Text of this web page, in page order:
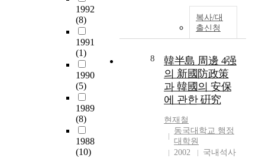
1992
(8)
1991
(1)
1990
(5)
1989
(8)
1988
(10)
고 있다. 또한 痲藥類
問題를 國內的인 문제
로만 인식하고 대처해
옴으로서, 國際痲藥組
織등 국제범죄조직과
北韓의 마약류 침투에
대한 대응방안도 아직
은 미흡한 實情이라고
하겠다. 痲藥類 문제
痲藥類의 需要와 供給
을 억제하기 위한 諸
般努力이 경주되어야
복사/대
출신청
8
韓半島 周邊 4强
의 新國防政策
과 韓國의 安保
에 관한 硏究
현재철
동국대학교 행정
대학원
2002
국내석사